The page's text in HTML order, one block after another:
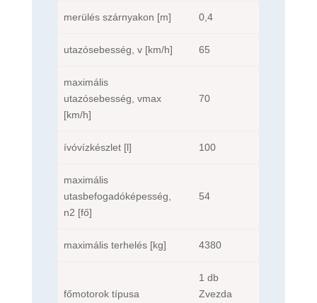
merülés szárnyakon [m] 0,4
utazósebesség, v [km/h] 65
maximális
utazósebesség, vmax
[km/h]
70
ívóvízkészlet [l] 100
maximális
utasbefogadóképesség,
n2 [fő]
54
maximális terhelés [kg] 4380
főmotorok típusa
1 db
Zvezda